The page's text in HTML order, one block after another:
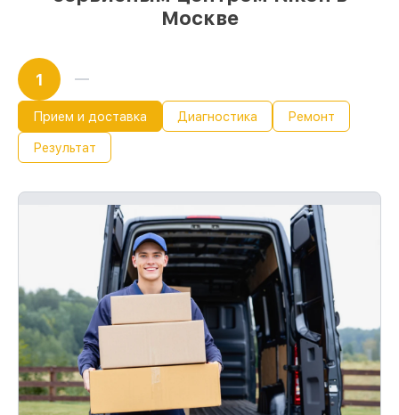
Москве
1
Прием и доставка Диагностика Ремонт
Результат